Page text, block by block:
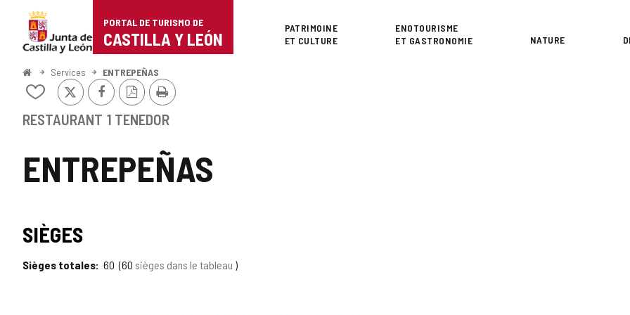
Portal
de
Turismo
Castilla
León
PORTAL DE TURISMO DE
CASTILLA Y LEÓN
Superior
PATRIMOINE
ET CULTURE
ENOTOURISME
ET GASTRONOMIE
NATURE
<
Accueil
Services ENTREPEÑAS
ENTREPEÑAS
Ajouter/retirer
contenu
X FacebookVersion
PDF
Imprimer
RESTAURANT 1 TENEDOR
SIÈGES
Sièges totales 60 60 sièges dans le tableau